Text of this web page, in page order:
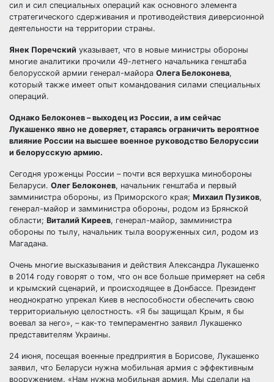
сил и сил специальных операций как основного элемента
стратегического сдерживания и противодействия диверсионной
деятельности на территории страны.
Янек Поречский указывает, что в новые министры обороны
многие аналитики прочили 49-летнего начальника генштаба
белорусской армии генерал-майора Олега Белоконева,
который также имеет опыт командования силами специальных
операций.
Однако Белоконев – выходец из России, а им сейчас
Лукашенко явно не доверяет, стараясь ограничить вероятное
влияние России на высшее военное руководство Белоруссии
и белорусскую армию.
Сегодня уроженцы России – почти вся верхушка минобороны
Беларуси. Олег Белоконев, начальник генштаба и первый
замминистра обороны, из Приморского края; Михаил Пузиков,
генерал-майор и замминистра обороны, родом из Брянской
области; Виталий Киреев, генерал-майор, замминистра
обороны по тылу, начальник тыла вооруженных сил, родом из
Магадана.
Очень многие высказывания и действия Александра Лукашенко
в 2014 году говорят о том, что он все больше примеряет на себя
и крымский сценарий, и происходящее в Донбассе. Президент
неоднократно упрекал Киев в неспособности обеспечить свою
территориальную целостность. «Я бы защищал Крым, я бы
воевал за него», – как-то темпераментно заявил Лукашенко
представителям Украины.
24 июня, посещая военные предприятия в Борисове, Лукашенко
заявил, что Беларуси нужна мобильная армия с эффективным
вооружением. «Нам нужна мобильная армия. Мы сделали на